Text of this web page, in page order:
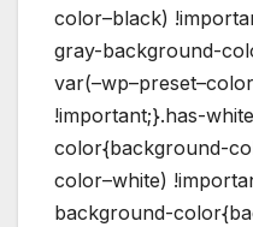
color–black)
gray-background-
!important;}.has-
color{background-
color–white)
background-